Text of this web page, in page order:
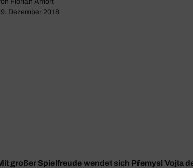
Dezember 2018
großer Spielfreude wendet sich Přemysl Vojta